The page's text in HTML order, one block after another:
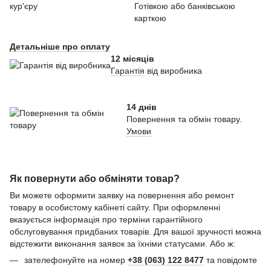
Готівкою або банківською
карткою
Детальніше про оплату
12 місяців
Гарантія від виробника
14 днів
Повернення та обмін товару.
Умови
Як повернути або обміняти товар?
Ви можете оформити заявку на повернення або ремонт
товару в особистому кабінеті сайту. При оформленні
вказується інформація про терміни гарантійного
обслуговування придбаних товарів. Для вашої зручності можна
відстежити виконання заявок за їхніми статусами. Або ж:
зателефонуйте на номер +38 (063) 122 8477 та повідомте